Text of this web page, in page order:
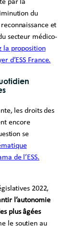
par la
du
et
secteur médico-
la proposition
d’ESS France.
les droits des
encore
se
de l’ESS.
2022,
l’autonomie
plus âgées
le soutien au